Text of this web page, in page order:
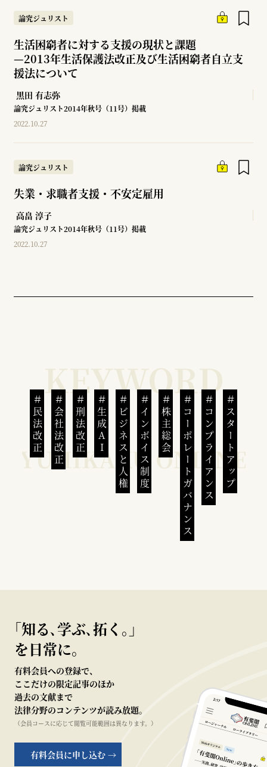
論究ジュリスト
生活困窮者に対する支援の現状と課題
—2013年生活保護法改正及び生活困窮者自立支
援法について
黒田 有志弥
論究ジュリスト2014年秋号（11号）掲載
2022.10.27
論究ジュリスト
失業・求職者支援・不安定雇用
高畠 淳子
論究ジュリスト2014年秋号（11号）掲載
2022.10.27
民法改正 会社法改正 刑法改正 生成AI ビジネスと人権インボイス制度 株主総会 コーポレートガバナンスコンプライアンススタートアップ
｢知る､学ぶ､拓く｡｣
を日常に。
有料会員への登録で、
ここだけの限定記事のほか
過去の文献まで
法律分野のコンテンツが読み放題。
（会員コースに応じて閲覧可能範囲は異なります。）
有料会員に申し込む →